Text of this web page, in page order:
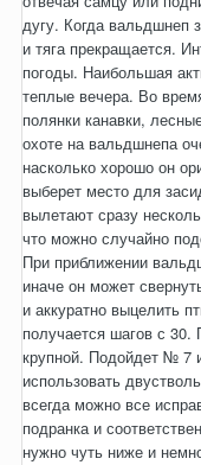
дугу. Когда вальдшнеп
и тяга прекращается.
погоды. Наибольшая
теплые вечера. Во
полянки канавки,
охоте на вальдшнепа
насколько хорошо он
выберет место для
вылетают сразу
что можно случайно
При приближении
иначе он может
и аккуратно выцелить
получается шагов с
крупной. Подойдет № 7
использовать
всегда можно все
подранка и
нужно чуть ниже и